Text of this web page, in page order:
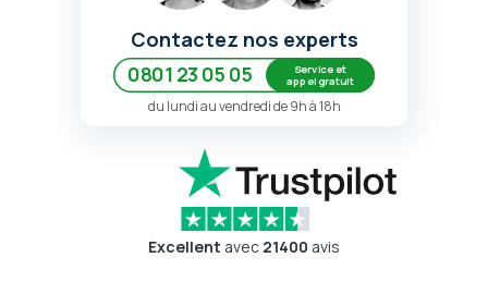
Contactez nos experts
0801 23 05 05
Service et
appel gratuit
du lundi au vendredi de 9h à 18h
Excellent avec 21400 avis